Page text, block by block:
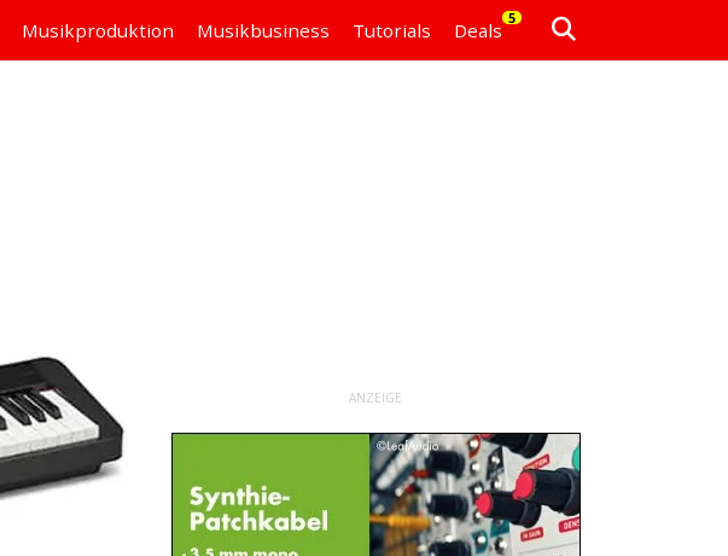
Musikproduktion Musikbusiness Tutorials Deals
5
ANZEIGE